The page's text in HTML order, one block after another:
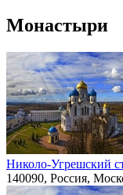
Монастыри
Николо-Угрешский
140090, Россия,